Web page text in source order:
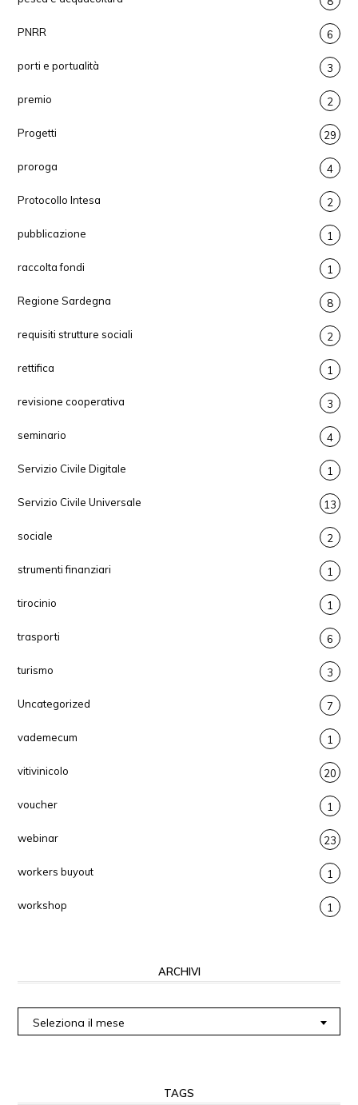
PNRR 6
porti e portualità 3
premio 2
Progetti 29
proroga 4
Protocollo Intesa 2
pubblicazione 1
raccolta fondi 1
Regione Sardegna 8
requisiti strutture sociali 2
rettifica 1
revisione cooperativa 3
seminario 4
Servizio Civile Digitale 1
Servizio Civile Universale 13
sociale 2
strumenti finanziari 1
tirocinio 1
trasporti 6
turismo 3
Uncategorized 7
vademecum 1
vitivinicolo 20
voucher 1
webinar 23
workers buyout 1
workshop 1
ARCHIVI
Seleziona il mese
TAGS